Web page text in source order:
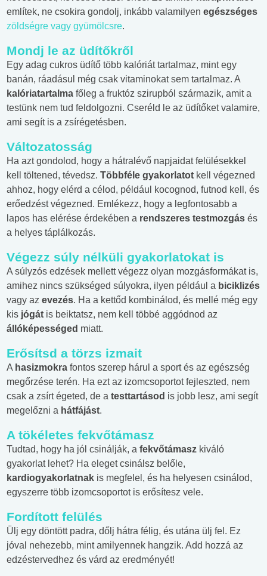
említek, ne csokira gondolj, inkább valamilyen egészséges
zöldségre vagy gyümölcsre.
Mondj le az üdítőkről
Egy adag cukros üdítő több kalóriát tartalmaz, mint egy
banán, ráadásul még csak vitaminokat sem tartalmaz. A
kalóriatartalma főleg a fruktóz szirupból származik, amit a
testünk nem tud feldolgozni. Cseréld le az üdítőket valamire,
ami segít is a zsírégetésben.
Változatosság
Ha azt gondolod, hogy a hátralévő napjaidat felülésekkel
kell töltened, tévedsz. Többféle gyakorlatot kell végezned
ahhoz, hogy elérd a célod, például kocognod, futnod kell, és
erőedzést végezned. Emlékezz, hogy a legfontosabb a
lapos has elérése érdekében a rendszeres testmozgás és
a helyes táplálkozás.
Végezz súly nélküli gyakorlatokat is
A súlyzós edzések mellett végezz olyan mozgásformákat is,
amihez nincs szükséged súlyokra, ilyen például a biciklizés
vagy az evezés. Ha a kettőd kombinálod, és mellé még egy
kis jógát is beiktatsz, nem kell többé aggódnod az
állóképességed miatt.
Erősítsd a törzs izmait
A hasizmokra fontos szerep hárul a sport és az egészség
megőrzése terén. Ha ezt az izomcsoportot fejleszted, nem
csak a zsírt égeted, de a testtartásod is jobb lesz, ami segít
megelőzni a hátfájást.
A tökéletes fekvőtámasz
Tudtad, hogy ha jól csinálják, a fekvőtámasz kiváló
gyakorlat lehet? Ha eleget csinálsz belőle,
kardiogyakorlatnak is megfelel, és ha helyesen csinálod,
egyszerre több izomcsoportot is erősítesz vele.
Fordított felülés
Ülj egy döntött padra, dőlj hátra félig, és utána ülj fel. Ez
jóval nehezebb, mint amilyennek hangzik. Add hozzá az
edzéstervedhez és várd az eredményét!